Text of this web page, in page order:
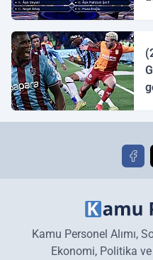
Kamu Personel Alımı,
Ekonomi, Politika